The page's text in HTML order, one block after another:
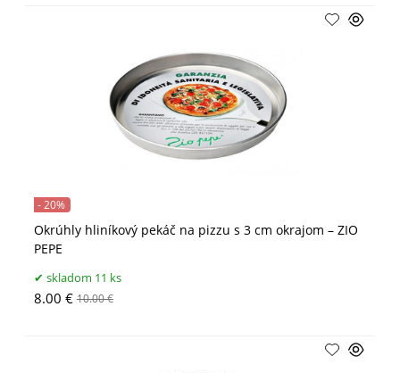
Okrúhly hliníkový pekáč na pizzu s 3 cm okrajom – ZIO
PEPE
- 20%
skladom 11 ks
8.00 € 10.00 €